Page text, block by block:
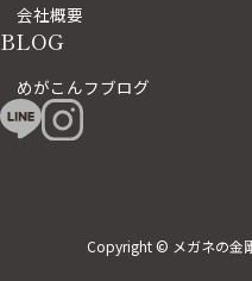
会社概要
BLOG
めがこんフブログ
Copyright © メガネの金